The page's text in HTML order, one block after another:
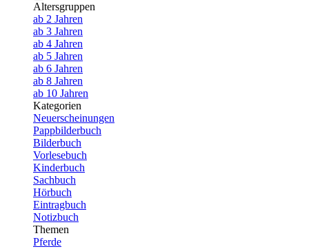
Altersgruppen
ab 2 Jahren
ab 3 Jahren
ab 4 Jahren
ab 5 Jahren
ab 6 Jahren
ab 8 Jahren
ab 10 Jahren
Kategorien
Neuerscheinungen
Pappbilderbuch
Bilderbuch
Vorlesebuch
Kinderbuch
Sachbuch
Hörbuch
Eintragbuch
Notizbuch
Themen
Pferde